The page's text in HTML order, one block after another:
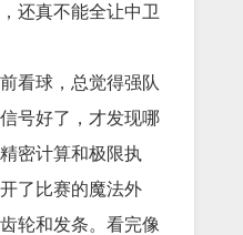
还真不能全让中卫
看球，总觉得强队
号好了，才发现哪
密计算和极限执
了比赛的魔法外
轮和发条。看完像